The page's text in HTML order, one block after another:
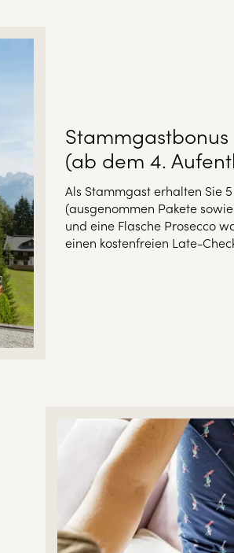
Stammgastbonus
(ab dem 4.
Als Stammgast erhalten Sie
(ausgenommen Pakete
und eine Flasche Prosecco
einen kostenfreien Late-